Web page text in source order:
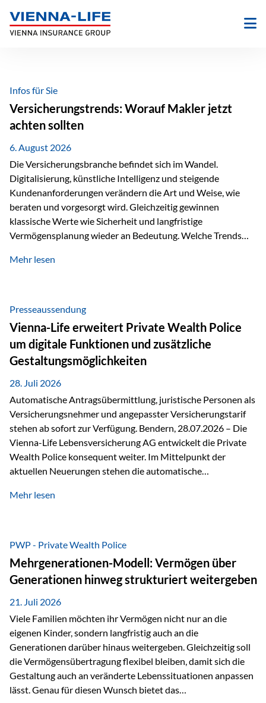
Inhalt
springen
Infos für Sie
Versicherungstrends: Worauf Makler jetzt
achten sollten
6. August 2026
Die Versicherungsbranche befindet sich im Wandel.
Digitalisierung, künstliche Intelligenz und steigende
Kundenanforderungen verändern die Art und Weise, wie
beraten und vorgesorgt wird. Gleichzeitig gewinnen
klassische Werte wie Sicherheit und langfristige
Vermögensplanung wieder an Bedeutung. Welche Trends
Blick behalten? Digitalisierung und KI verändern die
administrative Aufgaben, beschleunigen Abläufe und
schaffen mehr Zeit für das Wesentliche: die persönliche
Beratung. Gerade deshalb wird die individuelle Betreuung
zum entscheidenden Erfolgsfaktor. Technologie kann
unterstützen, Vertrauen entsteht jedoch weiterhin im
persönlichen Gespräch. Bei der Vienna-Life reagieren…
Mehr lesen
Presseaussendung
Vienna-Life erweitert Private Wealth Police
um digitale Funktionen und zusätzliche
Gestaltungsmöglichkeiten
28. Juli 2026
Automatische Antragsübermittlung, juristische Personen als
Versicherungsnehmer und angepasster Versicherungstarif
stehen ab sofort zur Verfügung. Bendern, 28.07.2026 – Die
Vienna-Life Lebensversicherung AG entwickelt die Private
Wealth Police konsequent weiter. Im Mittelpunkt der
aktuellen Neuerungen stehen die automatische
als Versicherungsnehmer einzusetzen, sowie eine
Abwicklung für Vertriebspartner deutlich effizienter
gestaltet. Anträge werden direkt elektronisch übermittelt,
Medienbrüche reduziert und die weitere Bearbeitung
beschleunigt. Ab sofort können auch juristische Personen,
wie Kapitalgesellschaften oder Stiftungen, als
Versicherungsnehmer eingesetzt werden. Damit erweitert
die Vienna-Life die Einsatzmöglichkeiten der Private Wealth
Police insbesondere für…
Mehr lesen
PWP - Private Wealth Police
Mehrgenerationen-Modell: Vermögen über
Generationen hinweg strukturiert weitergeben
21. Juli 2026
Viele Familien möchten ihr Vermögen nicht nur an die
eigenen Kinder, sondern langfristig auch an die
Generationen darüber hinaus weitergeben. Gleichzeitig soll
die Vermögensübertragung flexibel bleiben, damit sich die
Gestaltung auch an veränderte Lebenssituationen anpassen
lässt. Genau für diesen Wunsch bietet das